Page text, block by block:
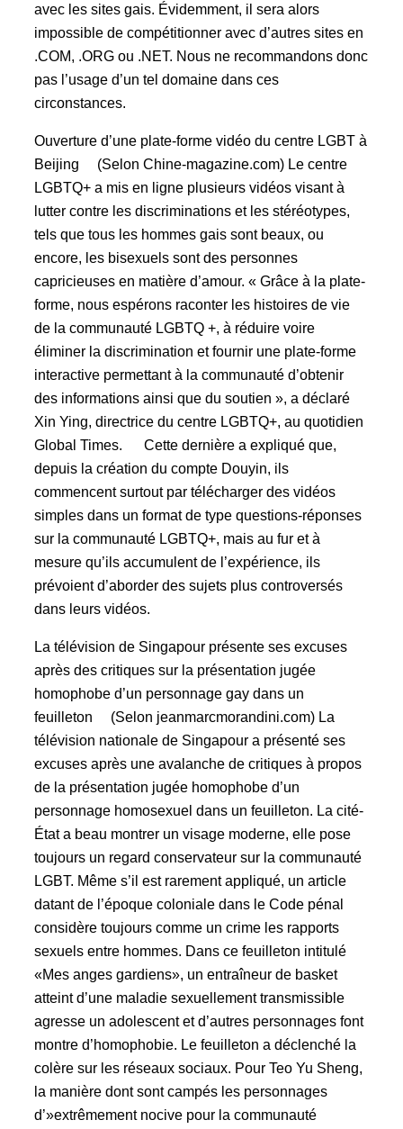
avec les sites gais. Évidemment, il sera alors
impossible de compétitionner avec d’autres sites en
.COM, .ORG ou .NET. Nous ne recommandons donc
pas l’usage d’un tel domaine dans ces
circonstances.
Ouverture d’une plate-forme vidéo du centre LGBT à
Beijing (Selon Chine-magazine.com) Le centre
LGBTQ+ a mis en ligne plusieurs vidéos visant à
lutter contre les discriminations et les stéréotypes,
tels que tous les hommes gais sont beaux, ou
encore, les bisexuels sont des personnes
capricieuses en matière d’amour. « Grâce à la plate-
forme, nous espérons raconter les histoires de vie
de la communauté LGBTQ +, à réduire voire
éliminer la discrimination et fournir une plate-forme
interactive permettant à la communauté d’obtenir
des informations ainsi que du soutien », a déclaré
Xin Ying, directrice du centre LGBTQ+, au quotidien
Global Times. Cette dernière a expliqué que,
depuis la création du compte Douyin, ils
commencent surtout par télécharger des vidéos
simples dans un format de type questions-réponses
sur la communauté LGBTQ+, mais au fur et à
mesure qu’ils accumulent de l’expérience, ils
prévoient d’aborder des sujets plus controversés
dans leurs vidéos.
La télévision de Singapour présente ses excuses
après des critiques sur la présentation jugée
homophobe d’un personnage gay dans un
feuilleton (Selon jeanmarcmorandini.com) La
télévision nationale de Singapour a présenté ses
excuses après une avalanche de critiques à propos
de la présentation jugée homophobe d’un
personnage homosexuel dans un feuilleton. La cité-
État a beau montrer un visage moderne, elle pose
toujours un regard conservateur sur la communauté
LGBT. Même s’il est rarement appliqué, un article
datant de l’époque coloniale dans le Code pénal
considère toujours comme un crime les rapports
sexuels entre hommes. Dans ce feuilleton intitulé
«Mes anges gardiens», un entraîneur de basket
atteint d’une maladie sexuellement transmissible
agresse un adolescent et d’autres personnages font
montre d’homophobie. Le feuilleton a déclenché la
colère sur les réseaux sociaux. Pour Teo Yu Sheng,
la manière dont sont campés les personnages
d’»extrêmement nocive pour la communauté